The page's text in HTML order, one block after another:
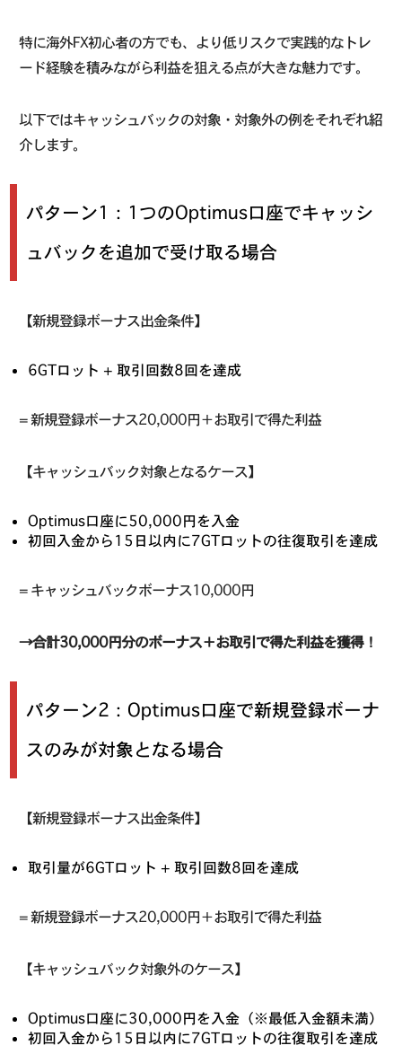
特に海外FX初心者の方でも、より低リスクで実践的なトレ
ード経験を積みながら利益を狙える点が大きな魅力です。
以下ではキャッシュバックの対象・対象外の例をそれぞれ紹
介します。
パターン1：1つのOptimus口座でキャッシ
ュバックを追加で受け取る場合
【新規登録ボーナス出金条件】
6GTロット + 取引回数8回を達成
= 新規登録ボーナス20,000円＋お取引で得た利益
【キャッシュバック対象となるケース】
Optimus口座に50,000円を入金
初回入金から15日以内に7GTロットの往復取引を達成
= キャッシュバックボーナス10,000円
→合計30,000円分のボーナス＋お取引で得た利益を獲得！
パターン2：Optimus口座で新規登録ボーナ
スのみが対象となる場合
【新規登録ボーナス出金条件】
取引量が6GTロット + 取引回数8回を達成
= 新規登録ボーナス20,000円＋お取引で得た利益
【キャッシュバック対象外のケース】
Optimus口座に30,000円を入金（※最低入金額未満）
初回入金から15日以内に7GTロットの往復取引を達成